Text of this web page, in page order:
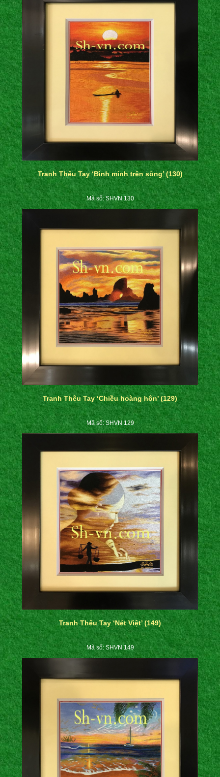
Tranh Thêu Tay ‘Bình minh trên sông’ (130)
Mã số: SHVN 130
Tranh Thêu Tay ‘Chiều hoàng hôn’ (129)
Mã số: SHVN 129
Tranh Thêu Tay ‘Nét Việt’ (149)
Mã số: SHVN 149